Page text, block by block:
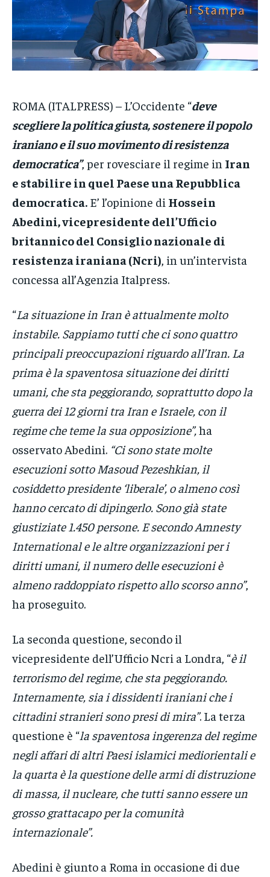
CRONACA
VENETO
POLITICA
SPORT
GRUPPO
CONTATTI
CRONACA
VENETO
POLITICA
SPORT
GRUPPO
CONTATTI
CRONACA
VENETO
POLITICA
SPORT
GRUPPO
CONTATTI
ROMA (ITALPRESS) – L’Occidente “deve
scegliere la politica giusta, sostenere il popolo
iraniano e il suo movimento di resistenza
democratica”, per rovesciare il regime in Iran
e stabilire in quel Paese una Repubblica
democratica. E’ l’opinione di Hossein
Abedini, vicepresidente dell’Ufficio
britannico del Consiglio nazionale di
resistenza iraniana (Ncri) , in un’intervista
concessa all’Agenzia Italpress.
“La situazione in Iran è attualmente molto
instabile. Sappiamo tutti che ci sono quattro
principali preoccupazioni riguardo all’Iran. La
prima è la spaventosa situazione dei diritti
umani, che sta peggiorando, soprattutto dopo la
guerra dei 12 giorni tra Iran e Israele, con il
regime che teme la sua opposizione”,ha
osservato Abedini. “Ci sono state molte
esecuzioni sotto Masoud Pezeshkian, il
cosiddetto presidente ‘liberale’, o almeno così
hanno cercato di dipingerlo. Sono già state
giustiziate 1.450 persone. E secondo Amnesty
International e le altre organizzazioni per i
diritti umani, il numero delle esecuzioni è
almeno raddoppiato rispetto allo scorso anno”,
ha proseguito.
La seconda questione, secondo il
vicepresidente dell’Ufficio Ncri a Londra, “è il
terrorismo del regime, che sta peggiorando.
Internamente, sia i dissidenti iraniani che i
cittadini stranieri sono presi di mira”. La terza
questione è “la spaventosa ingerenza del regime
negli affari di altri Paesi islamici mediorientali e
la quarta è la questione delle armi di distruzione
di massa, il nucleare, che tutti sanno essere un
grosso grattacapo per la comunità
internazionale”.
Abedini è giunto a Roma in occasione di due